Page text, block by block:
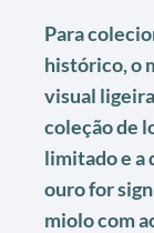
Para
histórico, o
visual
coleção de
limitado e a
ouro for
miolo com